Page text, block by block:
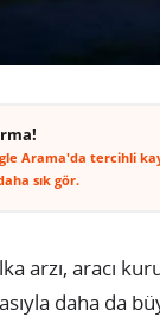
Arama'da tercihli
sık gör.
arzı, aracı
daha da